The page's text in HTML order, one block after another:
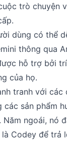
trò chuyện
dùng có thể
thông qua
hỗ trợ bởi
của họ.
tranh với các
sản phẩm
Năm ngoái, nó
Codey để trả